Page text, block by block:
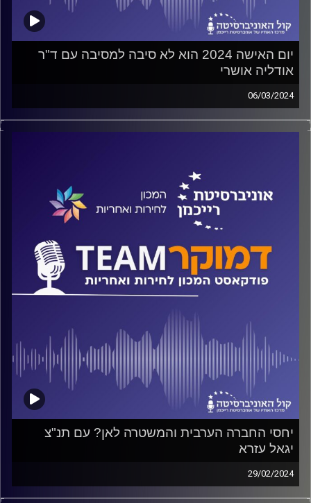
יום האישה 2024 הוא לא סיבה למסיבה עם ד"ר
אודליה אושרי
06/03/2024
פודקאסט המכון לחירות ואחריות באוניברסיטת רייכמן
על נשים בפוליטיקה, מה מייחד חברות כנסת מחברי כנסת, מתי
ד"ר חיים וייצמן עם ד"ר אודליה אושרי
קרדיט תמונות:המכון לחירות ואחריות
יחסי החברה הערבית והמשטרה לאן? עם תנ"צ
יגאל עזרא
29/02/2024
פודקאסט המכון לחירות ואחריות באוניברסיטת רייכמן